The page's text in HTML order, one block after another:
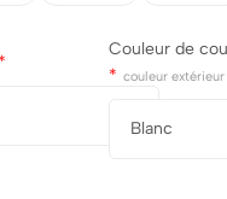
*
Couleur de
* couleur